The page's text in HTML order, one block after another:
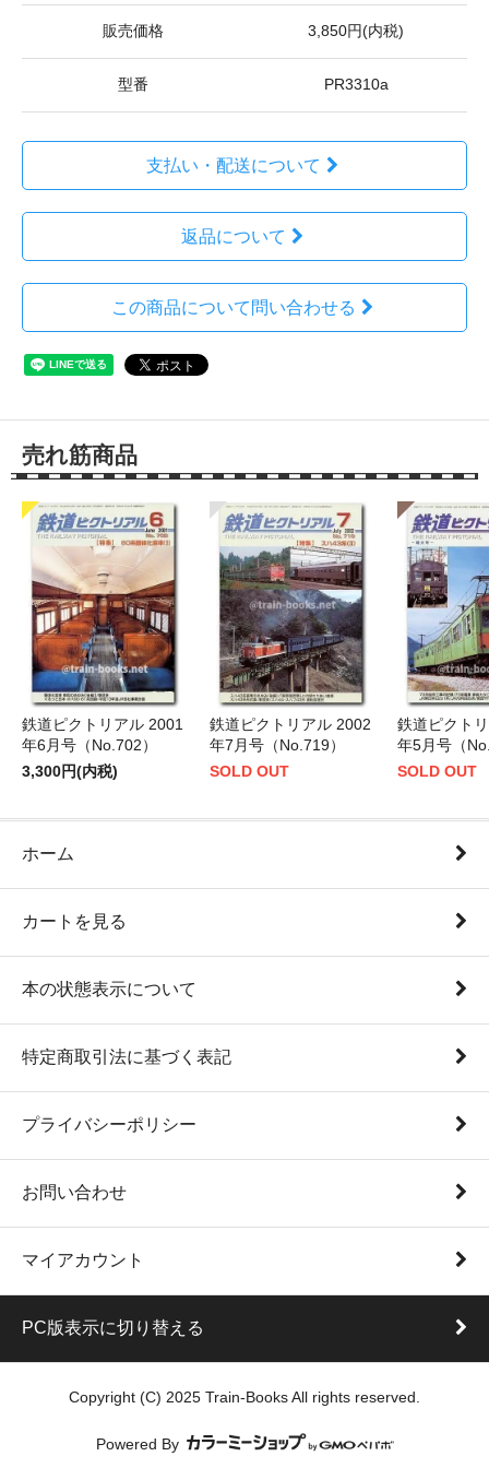
販売価格 3,850円(内税)
型番 PR3310a
支払い・配送について
返品について
この商品について問い合わせる
売れ筋商品
鉄道ピクトリアル 2001
年6月号（No.702）
3,300円(内税)
鉄道ピクトリアル 2002
年7月号（No.719）
SOLD OUT
鉄道ピクト
年5月号（
SOLD OUT
ホーム
カートを見る
本の状態表示について
特定商取引法に基づく表記
プライバシーポリシー
お問い合わせ
マイアカウント
PC版表示に切り替える
Copyright (C) 2025 Train-Books All rights reserved.
Powered By